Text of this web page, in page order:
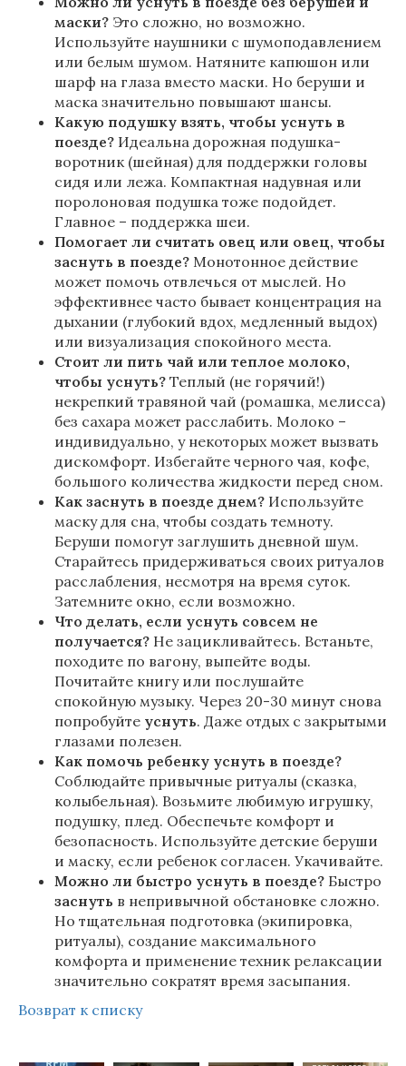
маски? Это сложно, но возможно.
Используйте наушники с шумоподавлением
или белым шумом. Натяните капюшон или
шарф на глаза вместо маски. Но беруши и
маска значительно повышают шансы.
Какую подушку взять, чтобы уснуть в
поезде? Идеальна дорожная подушка-
воротник (шейная) для поддержки головы
сидя или лежа. Компактная надувная или
поролоновая подушка тоже подойдет.
Главное – поддержка шеи.
Помогает ли считать овец или овец, чтобы
заснуть в поезде? Монотонное действие
может помочь отвлечься от мыслей. Но
эффективнее часто бывает концентрация на
дыхании (глубокий вдох, медленный выдох)
или визуализация спокойного места.
Стоит ли пить чай или теплое молоко,
чтобы уснуть? Теплый (не горячий!)
некрепкий травяной чай (ромашка, мелисса)
без сахара может расслабить. Молоко –
индивидуально, у некоторых может вызвать
дискомфорт. Избегайте черного чая, кофе,
большого количества жидкости перед сном.
Как заснуть в поезде днем? Используйте
маску для сна, чтобы создать темноту.
Беруши помогут заглушить дневной шум.
Старайтесь придерживаться своих ритуалов
расслабления, несмотря на время суток.
Затемните окно, если возможно.
Что делать, если уснуть совсем не
получается? Не зацикливайтесь. Встаньте,
походите по вагону, выпейте воды.
Почитайте книгу или послушайте
спокойную музыку. Через 20-30 минут снова
попробуйте уснуть. Даже отдых с закрытыми
глазами полезен.
Как помочь ребенку уснуть в поезде?
Соблюдайте привычные ритуалы (сказка,
колыбельная). Возьмите любимую игрушку,
подушку, плед. Обеспечьте комфорт и
безопасность. Используйте детские беруши
и маску, если ребенок согласен. Укачивайте.
Можно ли быстро уснуть в поезде? Быстро
заснуть в непривычной обстановке сложно.
Но тщательная подготовка (экипировка,
ритуалы), создание максимального
комфорта и применение техник релаксации
значительно сократят время засыпания.
Возврат к списку